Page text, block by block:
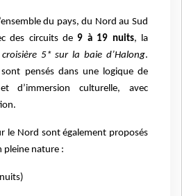
du pays, du Nord au Sud
des circuits de9 à 19 nuits, la
croisière 5* sur la baie d’Halong.
pensés dans une logique de
d’immersion culturelle, avec
le Nord sont également proposés
pleine nature :